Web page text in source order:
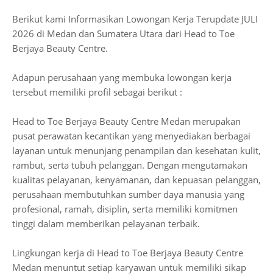
Berikut kami Informasikan Lowongan Kerja Terupdate JULI
2026 di Medan dan Sumatera Utara dari Head to Toe
Berjaya Beauty Centre.
Adapun perusahaan yang membuka lowongan kerja
tersebut memiliki profil sebagai berikut :
Head to Toe Berjaya Beauty Centre Medan merupakan
pusat perawatan kecantikan yang menyediakan berbagai
layanan untuk menunjang penampilan dan kesehatan kulit,
rambut, serta tubuh pelanggan. Dengan mengutamakan
kualitas pelayanan, kenyamanan, dan kepuasan pelanggan,
perusahaan membutuhkan sumber daya manusia yang
profesional, ramah, disiplin, serta memiliki komitmen
tinggi dalam memberikan pelayanan terbaik.
Lingkungan kerja di Head to Toe Berjaya Beauty Centre
Medan menuntut setiap karyawan untuk memiliki sikap